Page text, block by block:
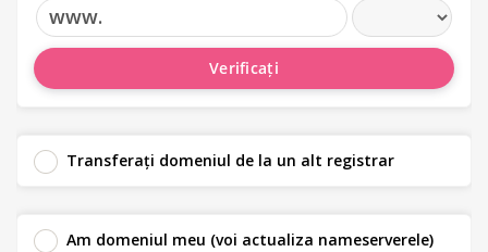
www.
Verificați
Transferați domeniul de la un alt registrar
Am domeniul meu (voi actualiza nameserverele)